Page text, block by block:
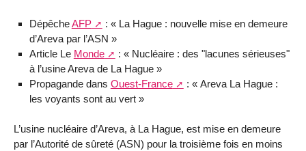
DépêcheAFP
: « La Hague : nouvelle mise en demeure
d’Areva par l’ASN »
Article Le Monde
: « Nucléaire : des "lacunes sérieuses"
à l’usine Areva de La Hague »
Propagande dans Ouest-France
: « Areva La Hague :
les voyants sont au vert »
L’usine nucléaire d’Areva, à La Hague, est mise en demeure
par l’Autorité de sûreté (ASN) pour la troisième fois en moins